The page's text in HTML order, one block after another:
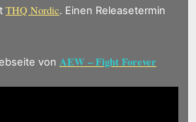
THQ Nordic. Einen Releasetermin
von AEW – Fight Forever